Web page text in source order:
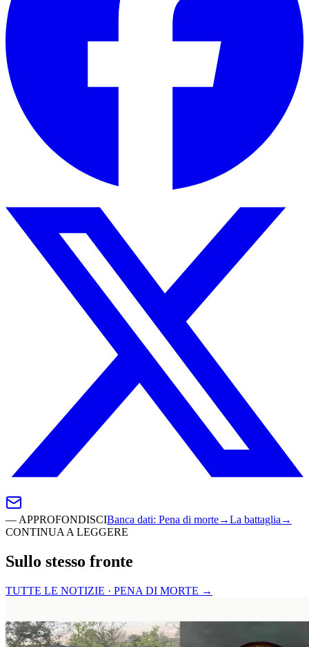
— APPROFONDISCIBanca dati: Pena di morte→La battaglia →
CONTINUA A LEGGERE
Sullo stesso fronte
TUTTE LE NOTIZIE · PENA DI MORTE →